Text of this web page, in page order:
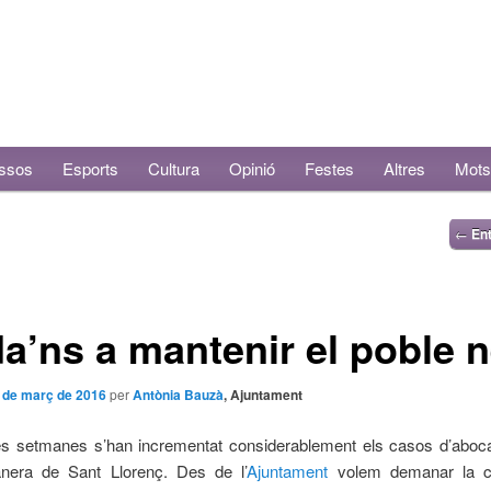
Esports Cultura Opinió Festes Altres
←
a mantenir el poble
març de 2016perAntònia Bauzà, Ajuntament
setmanes s’han incrementat considerablement els casos
de Sant Llorenç. Des de l’Ajuntament volem demanar la